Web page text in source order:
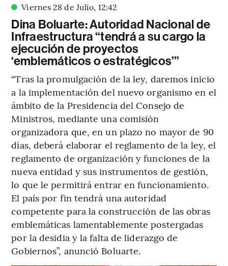
Viernes 28 de Julio, 12:42
Dina Boluarte: Autoridad Nacional de
Infraestructura “tendrá a su cargo la
ejecución de proyectos
‘emblemáticos o estratégicos’”
“Tras la promulgación de la ley, daremos inicio
a la implementación del nuevo organismo en el
ámbito de la Presidencia del Consejo de
Ministros, mediante una comisión
organizadora que, en un plazo no mayor de 90
días, deberá elaborar el reglamento de la ley, el
reglamento de organización y funciones de la
nueva entidad y sus instrumentos de gestión,
lo que le permitirá entrar en funcionamiento.
El país por fin tendrá una autoridad
competente para la construcción de las obras
emblemáticas lamentablemente postergadas
por la desidia y la falta de liderazgo de
Gobiernos”, anunció Boluarte.